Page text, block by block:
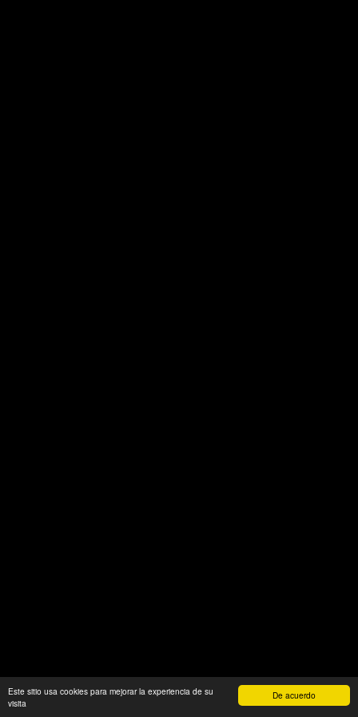
De acuerdo
Este sitio usa cookies para mejorar la experiencia de su
visita